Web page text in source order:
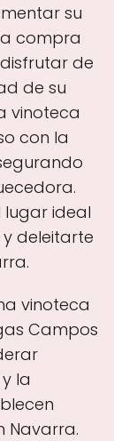
su
compra
de
de su
vinoteca
con la
lugar ideal
deleitarte
vinoteca
Campos
la
Navarra.